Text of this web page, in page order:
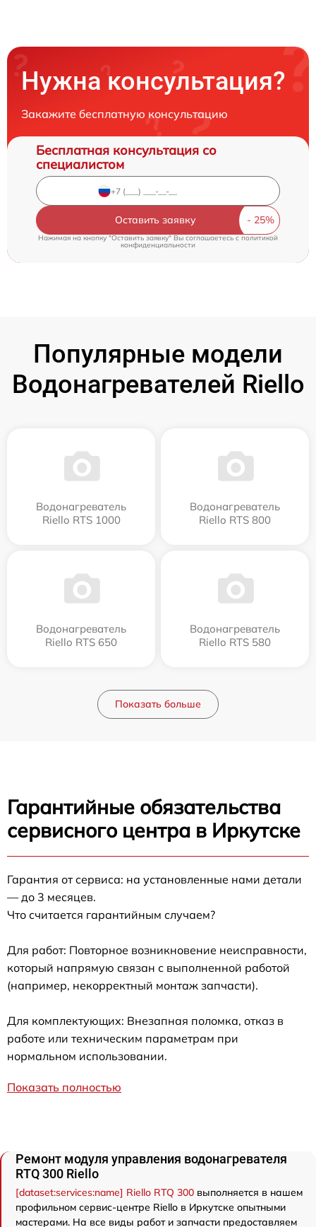
Нужна консультация?
Закажите бесплатную консультацию
Бесплатная консультация со
специалистом
Оставить заявку
Нажимая на кнопку "Оставить заявку" Вы соглашаетесь c политикой
конфиденциальности
Популярные модели
Водонагревателей Riello
Водонагреватель
Riello RTS 1000
Водонагреватель
Riello RTS 800
Водонагреватель
Riello RTS 650
Водонагреватель
Riello RTS 580
Показать больше
Гарантийные обязательства
сервисного центра в Иркутске
Гарантия от сервиса: на установленные нами детали
— до 3 месяцев.
Что считается гарантийным случаем?
Для работ: Повторное возникновение неисправности,
который напрямую связан с выполненной работой
(например, некорректный монтаж запчасти).
Для комплектующих: Внезапная поломка, отказ в
работе или техническим параметрам при
нормальном использовании.
Показать полностью
Ремонт модуля управления водонагревателя
RTQ 300 Riello
[dataset:services:name] Riello RTQ 300 выполняется в нашем
профильном сервис-центре Riello в Иркутске опытными
мастерами. На все виды работ и запчасти предоставляем